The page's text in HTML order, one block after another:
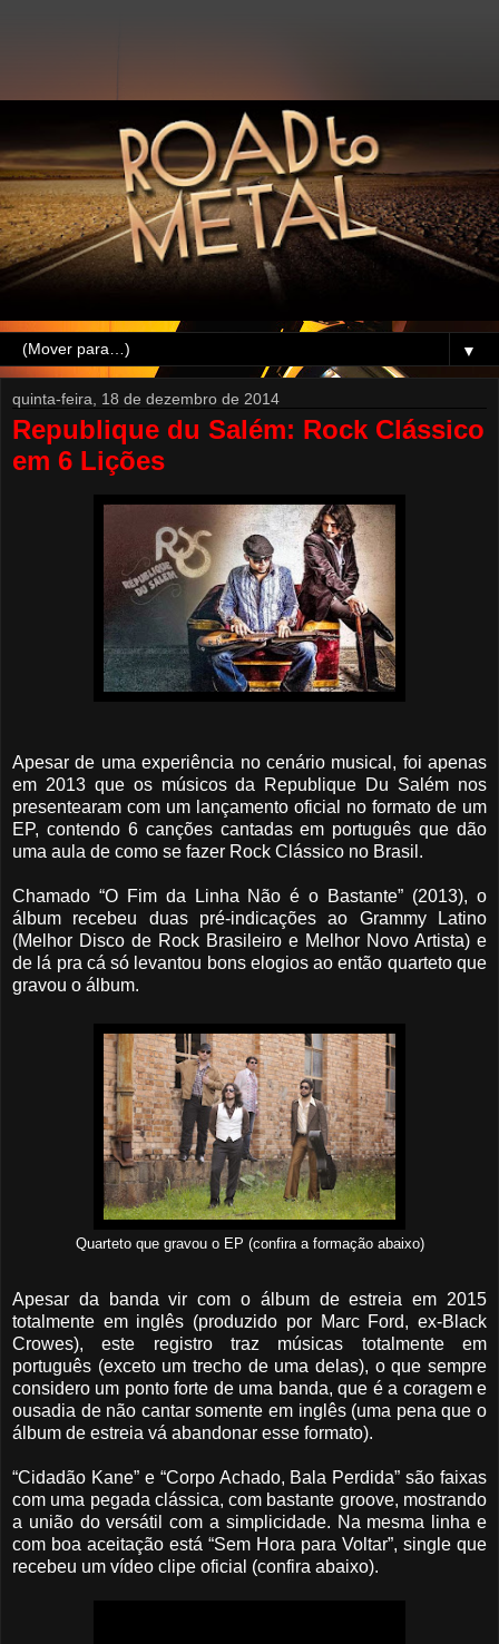
▼
quinta-feira, 18 de dezembro de 2014
Republique du Salém: Rock Clássico
em 6 Lições
Apesar de uma experiência no cenário musical, foi apenas
em 2013 que os músicos da Republique Du Salém nos
presentearam com um lançamento oficial no formato de um
EP, contendo 6 canções cantadas em português que dão
uma aula de como se fazer Rock Clássico no Brasil.
Chamado “O Fim da Linha Não é o Bastante” (2013), o
álbum recebeu duas pré-indicações ao Grammy Latino
(Melhor Disco de Rock Brasileiro e Melhor Novo Artista) e
de lá pra cá só levantou bons elogios ao então quarteto que
gravou o álbum.
Quarteto que gravou o EP (confira a formação abaixo)
Apesar da banda vir com o álbum de estreia em 2015
totalmente em inglês (produzido por Marc Ford, ex-Black
Crowes), este registro traz músicas totalmente em
português (exceto um trecho de uma delas), o que sempre
considero um ponto forte de uma banda, que é a coragem e
ousadia de não cantar somente em inglês (uma pena que o
álbum de estreia vá abandonar esse formato).
“Cidadão Kane” e “Corpo Achado, Bala Perdida” são faixas
com uma pegada clássica, com bastante groove, mostrando
a união do versátil com a simplicidade. Na mesma linha e
com boa aceitação está “Sem Hora para Voltar”, single que
recebeu um vídeo clipe oficial (confira abaixo).